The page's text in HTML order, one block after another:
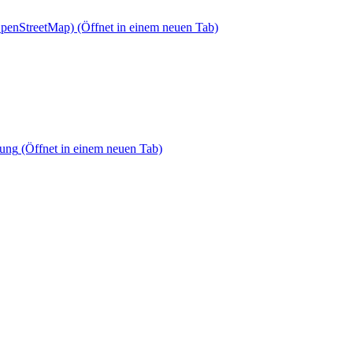
(Öffnet in einem neuen Tab)
(Öffnet in einem neuen Tab)